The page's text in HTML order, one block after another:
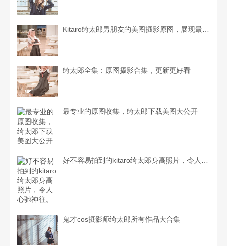
绮太郎全集：原图摄影合集，更新更好看
最专业的原图收集，绮太郎下载美图大公开
鬼才cos摄影师绮太郎所有作品大合集